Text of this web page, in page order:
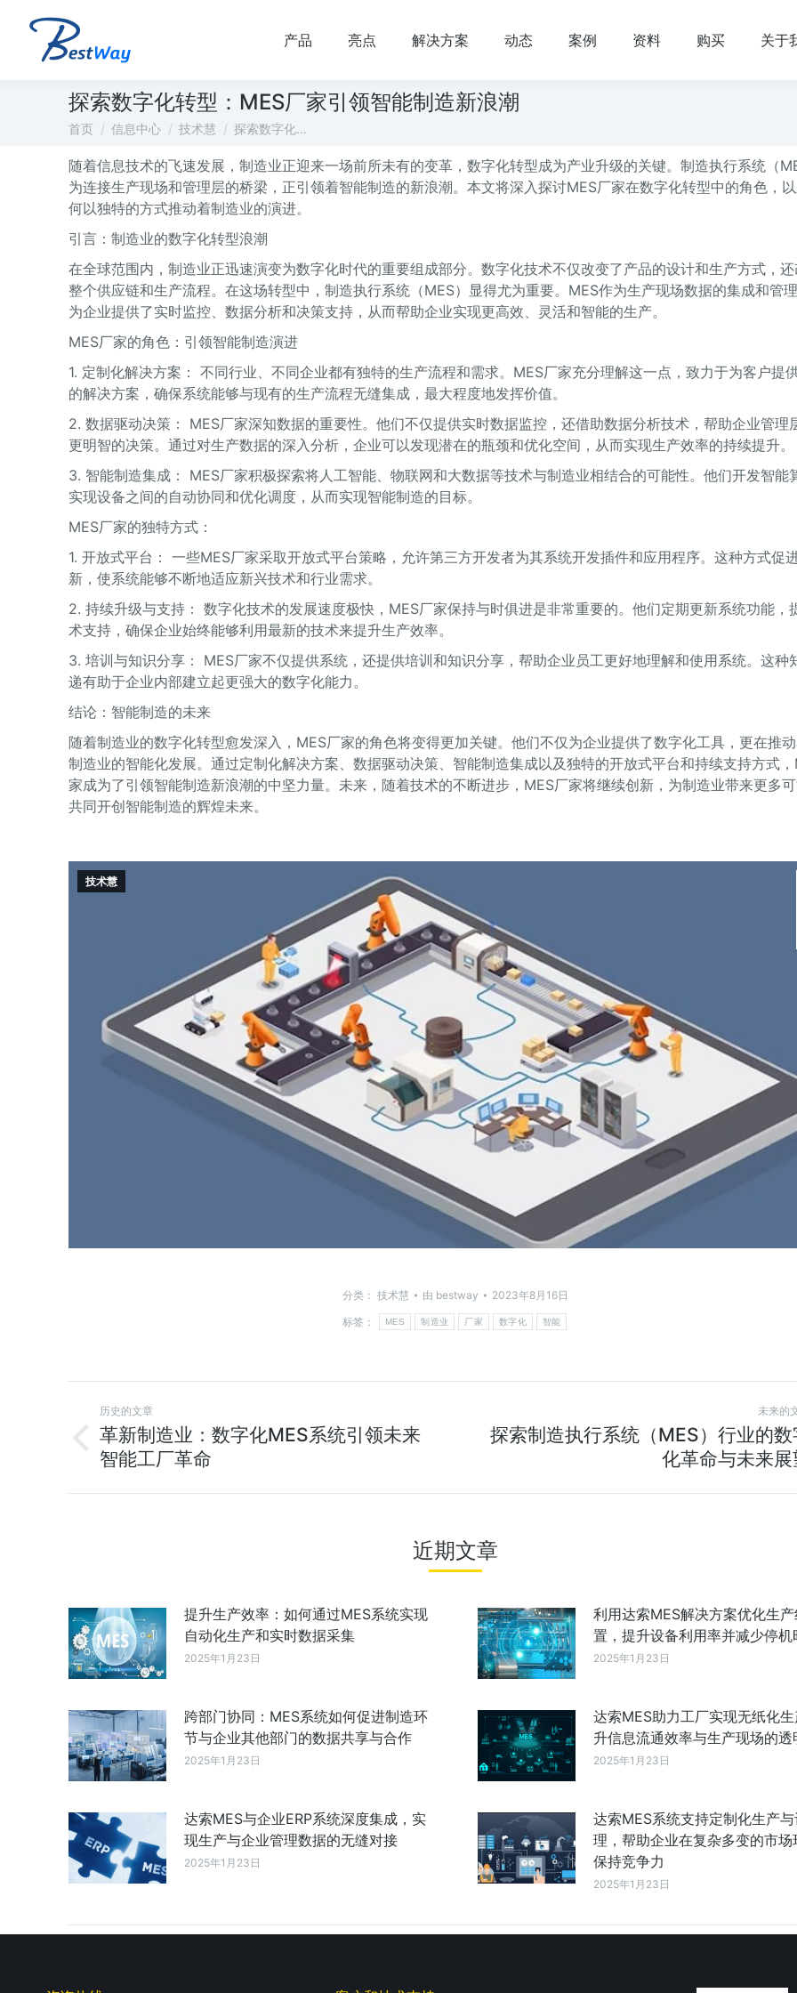
产品 亮点 解决方案 动态 案例 资料 购买 关于
探索数字化转型：MES厂家引领智能制造新浪潮
您在这里：
首页 信息中心 技术慧 探索数字化…
随着信息技术的飞速发展，制造业正迎来一场前所未有的变革，数字化转型成为产业升级的关键。制造执行系统（
为连接生产现场和管理层的桥梁，正引领着智能制造的新浪潮。本文将深入探讨MES厂家在数字化转型中的角色，
何以独特的方式推动着制造业的演进。
引言：制造业的数字化转型浪潮
在全球范围内，制造业正迅速演变为数字化时代的重要组成部分。数字化技术不仅改变了产品的设计和生产方式，还
整个供应链和生产流程。在这场转型中，制造执行系统（MES）显得尤为重要。MES作为生产现场数据的集成和管理
为企业提供了实时监控、数据分析和决策支持，从而帮助企业实现更高效、灵活和智能的生产。
MES厂家的角色：引领智能制造演进
1. 定制化解决方案： 不同行业、不同企业都有独特的生产流程和需求。MES厂家充分理解这一点，致力于为客户提
的解决方案，确保系统能够与现有的生产流程无缝集成，最大程度地发挥价值。
2. 数据驱动决策： MES厂家深知数据的重要性。他们不仅提供实时数据监控，还借助数据分析技术，帮助企业管理
更明智的决策。通过对生产数据的深入分析，企业可以发现潜在的瓶颈和优化空间，从而实现生产效率的持续提升。
3. 智能制造集成： MES厂家积极探索将人工智能、物联网和大数据等技术与制造业相结合的可能性。他们开发智能
实现设备之间的自动协同和优化调度，从而实现智能制造的目标。
MES厂家的独特方式：
1. 开放式平台： 一些MES厂家采取开放式平台策略，允许第三方开发者为其系统开发插件和应用程序。这种方式促
新，使系统能够不断地适应新兴技术和行业需求。
2. 持续升级与支持： 数字化技术的发展速度极快，MES厂家保持与时俱进是非常重要的。他们定期更新系统功能，
术支持，确保企业始终能够利用最新的技术来提升生产效率。
3. 培训与知识分享： MES厂家不仅提供系统，还提供培训和知识分享，帮助企业员工更好地理解和使用系统。这种
递有助于企业内部建立起更强大的数字化能力。
结论：智能制造的未来
随着制造业的数字化转型愈发深入，MES厂家的角色将变得更加关键。他们不仅为企业提供了数字化工具，更在推
制造业的智能化发展。通过定制化解决方案、数据驱动决策、智能制造集成以及独特的开放式平台和持续支持方式
家成为了引领智能制造新浪潮的中坚力量。未来，随着技术的不断进步，MES厂家将继续创新，为制造业带来更多可
共同开创智能制造的辉煌未来。
技术慧
分类： 技术慧 由 bestway
2023年8月16日
标签：
MES 制造业 厂家 数字化 智能
历史的文章
革新制造业：数字化MES系统引领未来
智能工厂革命
未来的
探索制造执行系统（MES）行业的数
化革命与未来展
近期文章
提升生产效率：如何通过MES系统实现
自动化生产和实时数据采集
2025年1月23日
利用达索MES解决方案优化生
置，提升设备利用率并减少停机
2025年1月23日
跨部门协同：MES系统如何促进制造环
节与企业其他部门的数据共享与合作
2025年1月23日
达索MES助力工厂实现无纸化
升信息流通效率与生产现场的透
2025年1月23日
达索MES与企业ERP系统深度集成，实
现生产与企业管理数据的无缝对接
2025年1月23日
达索MES系统支持定制化生产
理，帮助企业在复杂多变的市场
保持竞争力
2025年1月23日